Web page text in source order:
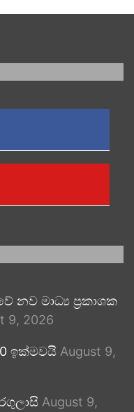
නව මාධ්‍ය ප්‍රකාශක
9, 2026
ඉක්මවයි August 9,
August 9,